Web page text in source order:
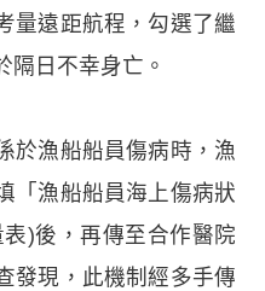
量遠距航程，勾選了繼
隔日不幸身亡。
於漁船船員傷病時，漁
「漁船船員海上傷病狀
)後，再傳至合作醫院
發現，此機制經多手傳